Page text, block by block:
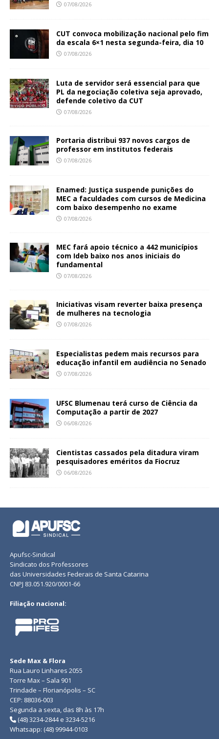
07/08/2026
CUT convoca mobilização nacional pelo fim
da escala 6×1 nesta segunda-feira, dia 10
07/08/2026
Luta de servidor será essencial para que
PL da negociação coletiva seja aprovado,
defende coletivo da CUT
07/08/2026
Portaria distribui 937 novos cargos de
professor em institutos federais
07/08/2026
Enamed: Justiça suspende punições do
MEC a faculdades com cursos de Medicina
com baixo desempenho no exame
07/08/2026
MEC fará apoio técnico a 442 municípios
com Ideb baixo nos anos iniciais do
fundamental
07/08/2026
Iniciativas visam reverter baixa presença
de mulheres na tecnologia
07/08/2026
Especialistas pedem mais recursos para
educação infantil em audiência no Senado
07/08/2026
UFSC Blumenau terá curso de Ciência da
Computação a partir de 2027
06/08/2026
Cientistas cassados pela ditadura viram
pesquisadores eméritos da Fiocruz
06/08/2026
Apufsc-Sindical
Sindicato dos Professores
das Universidades Federais de Santa Catarina
CNPJ 83.051.920/0001-66
Filiação nacional:
Sede Max & Flora
Rua Lauro Linhares 2055
Torre Max – Sala 901
Trindade – Florianópolis – SC
CEP: 88036-003
Segunda a sexta, das 8h às 17h
(48) 3234-2844 e 3234-5216
Whatsapp: (48) 99944-0103